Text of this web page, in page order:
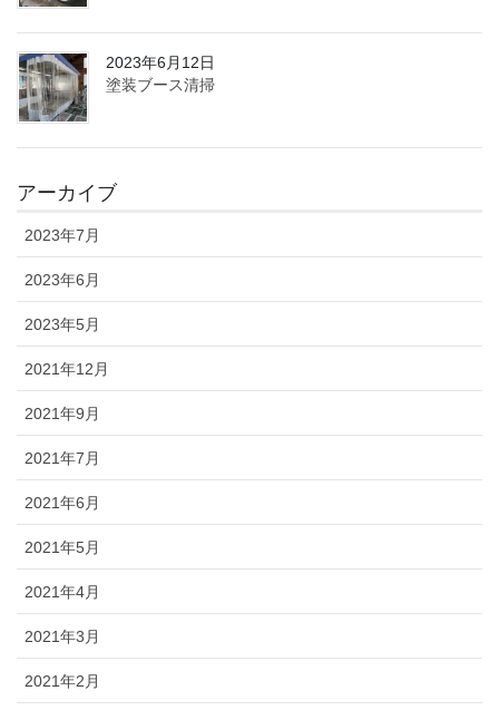
2023年6月12日
塗装ブース清掃
アーカイブ
2023年7月
2023年6月
2023年5月
2021年12月
2021年9月
2021年7月
2021年6月
2021年5月
2021年4月
2021年3月
2021年2月